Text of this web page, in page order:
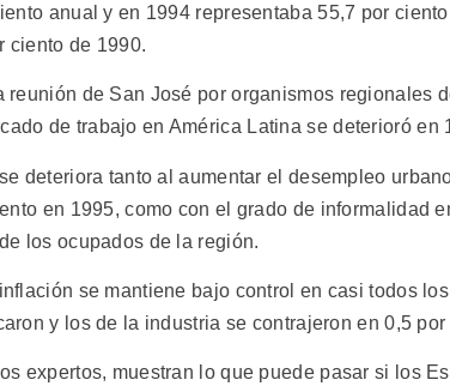
anual y en 1994 representaba 55,7 por
ciento de 1990.
reunión de San José por organismos regionales
de trabajo en América Latina se deterioró en
deteriora tanto al aumentar el desempleo
en 1995, como con el grado de informalidad
los ocupados de la región.
se mantiene bajo control en casi todos
y los de la industria se contrajeron en 0,5 por
expertos, muestran lo que puede pasar si los